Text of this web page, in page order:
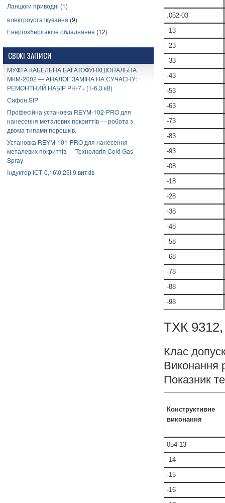
Ланцюги приводні (1)
електроустаткування (9)
Енергозберігаюче обладнання (12)
СВІЖІ ЗАПИСИ
МУФТА КАБЕЛЬНА БАГАТОФУНКЦІОНАЛЬНА
МКМ-2002 — АНАЛОГ ЗАМІНА НА СУЧАСНУ:
РЕМОНТНИЙ НАБІР РН-7+ (1-6,3 кВ)
Сифон SIP
Професійна установка REYM-102-PRO для
нанесення металевих покриттів — робота з
двома типами порошків.
Установка REYM-101-PRO для нанесення
металевих покриттів — Технологія Cold Gas
Spray
Індуктор ІСТ-0,16\0,25І 9 витків
.052-03
-13
-23
-33
-43
-53
-63
-73
-83
-93
-08
-18
-28
-38
-48
-58
-68
-78
-88
-98
ТХК
Клас
Показник
Конструктивне
виконання
054-13
-14
-15
-16